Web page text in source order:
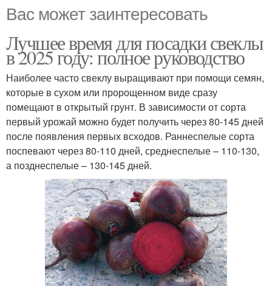
Вас может заинтересовать
Лучшее время для посадки свеклы
в 2025 году: полное руководство
Наиболее часто свеклу выращивают при помощи семян,
которые в сухом или пророщенном виде сразу
помещают в открытый грунт. В зависимости от сорта
первый урожай можно будет получить через 80-145 дней
после появления первых всходов. Раннеспелые сорта
поспевают через 80-110 дней, среднеспелые – 110-130,
а позднеспелые – 130-145 дней.